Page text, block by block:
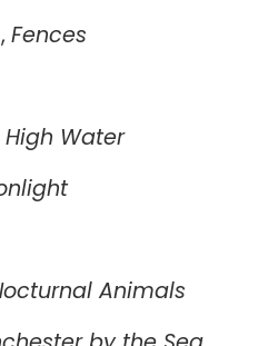
Fences
High Water
Animals